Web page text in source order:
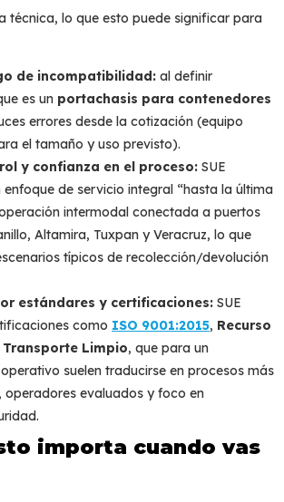
técnica, lo que esto puede significar para
de incompatibilidad: al definir
es un portachasis para contenedores
errores desde la cotización (equipo
el tamaño y uso previsto).
y confianza en el proceso: SUE
enfoque de servicio integral “hasta la última
intermodal conectada a puertos
Altamira, Tuxpan y Veracruz, lo que
típicos de recolección/devolución
estándares y certificaciones: SUE
como ISO 9001:2015, Recurso
Transporte Limpio, que para un
suelen traducirse en procesos más
operadores evaluados y foco en
importa cuando vas